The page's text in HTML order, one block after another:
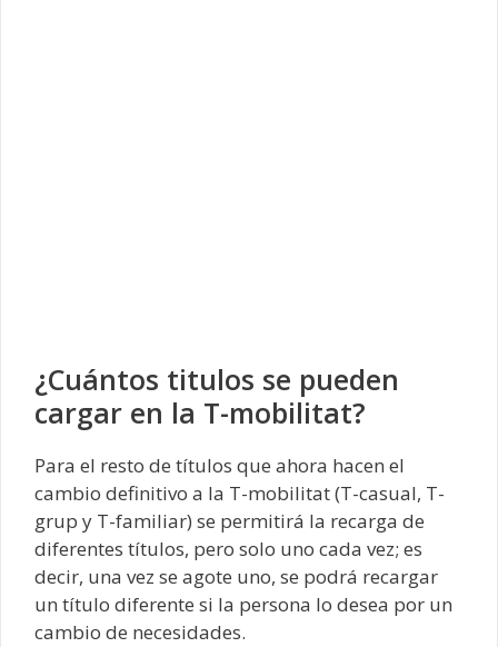
¿Cuántos titulos se pueden
cargar en la T-mobilitat?
Para el resto de títulos que ahora hacen el
cambio definitivo a la T-mobilitat (T-casual, T-
grup y T-familiar) se permitirá la recarga de
diferentes títulos, pero solo uno cada vez; es
decir, una vez se agote uno, se podrá recargar
un título diferente si la persona lo desea por un
cambio de necesidades.